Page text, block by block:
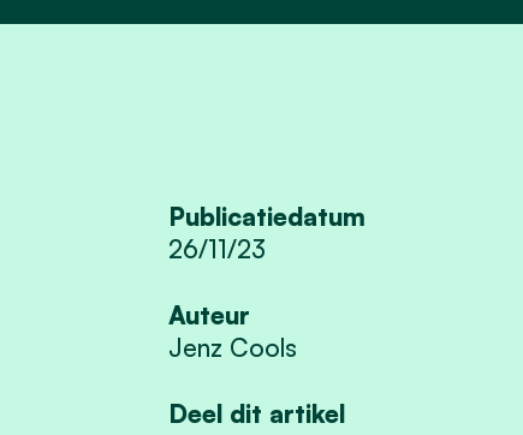
Publicatiedatum
26/11/23
Auteur
Jenz Cools
Deel dit artikel